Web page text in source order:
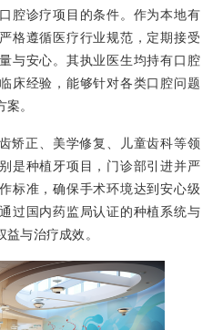
腔诊疗项目的条件。作为本地有
格遵循医疗行业规范，定期接受
与安心。其执业医生均持有口腔
床经验，能够针对各类口腔问题
。
矫正、美学修复、儿童齿科等领
是种植牙项目，门诊部引进并严
标准，确保手术环境达到安心级
过国内药监局认证的种植系统与
与治疗成效。